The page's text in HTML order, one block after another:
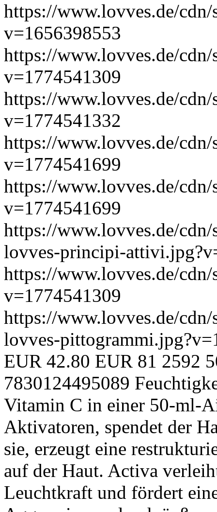
https://www.lovves.de/
v=1656398553
https://www.lovves.de/
v=1774541309
https://www.lovves.de/
v=1774541332
https://www.lovves.de/
v=1774541699
https://www.lovves.de/cdn/
v=1774541699
https://www.lovves.de/
lovves-principi-
https://www.lovves.de/cdn/
v=1774541309
https://www.lovves.de/
lovves-
EUR 42.80 EUR 81 2592
7830124495089
Vitamin C in einer 50-ml-
Aktivatoren, spendet der
sie, erzeugt eine
auf der Haut. Activa
Leuchtkraft und fördert